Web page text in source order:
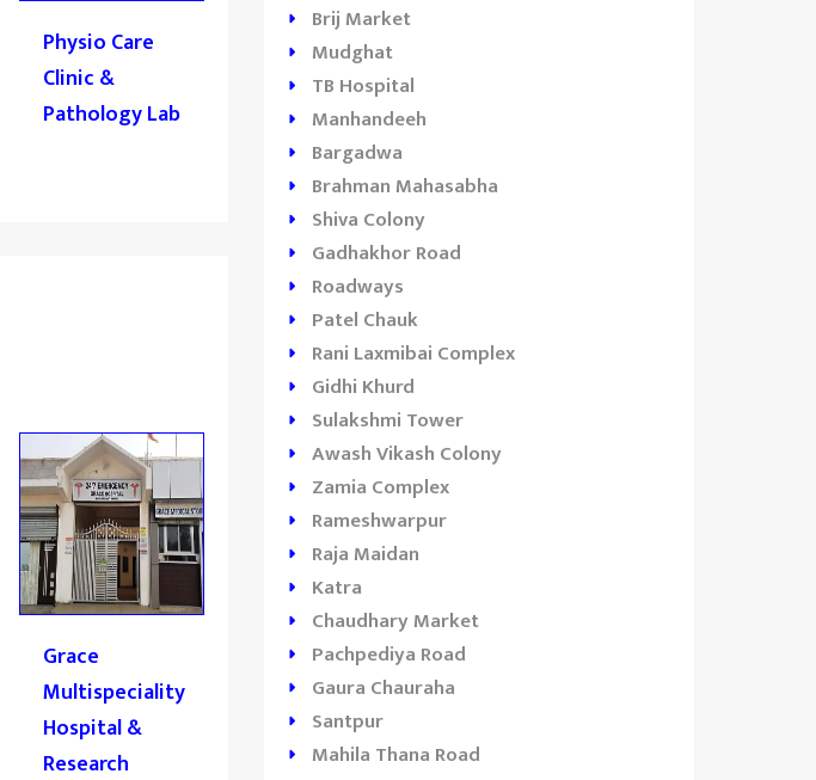
Physio Care
Clinic &
Pathology Lab
Prakash
Medical
Center
Grace
Multispeciality
Hospital &
Research
Red Chili
Restaurant
Brij Market
Mudghat
TB Hospital
Manhandeeh
Bargadwa
Brahman Mahasabha
Shiva Colony
Gadhakhor Road
Roadways
Patel Chauk
Rani Laxmibai Complex
Gidhi Khurd
Sulakshmi Tower
Awash Vikash Colony
Zamia Complex
Rameshwarpur
Raja Maidan
Katra
Chaudhary Market
Pachpediya Road
Gaura Chauraha
Santpur
Mahila Thana Road